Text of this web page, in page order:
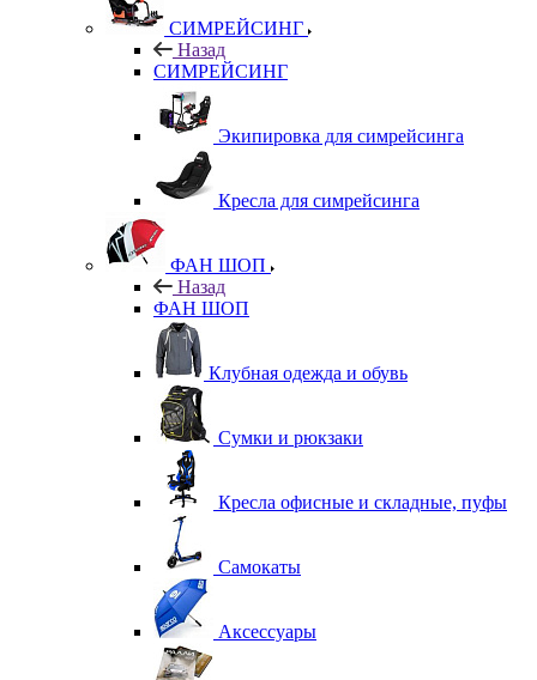
СИМРЕЙСИНГ
Назад
СИМРЕЙСИНГ
Экипировка для симрейсинга
Кресла для симрейсинга
ФАН ШОП
Назад
ФАН ШОП
Клубная одежда и обувь
Сумки и рюкзаки
Кресла офисные и складные, пуфы
Самокаты
Аксессуары